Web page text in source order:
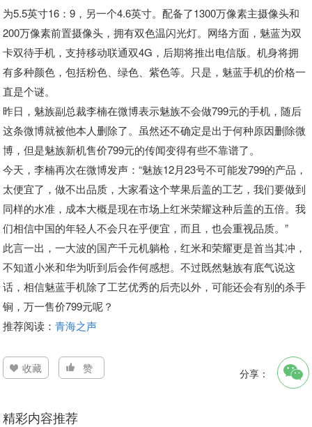
为5.5英寸16：9，另一个4.6英寸。配备了1300万像素主摄像头和
200万像素前置摄像头，拥有双色温闪光灯。网络方面，魅蓝为双
卡双待手机，支持移动联通双4G，后期将推出电信版。机身将拥
有多种颜色，包括粉色、绿色、紫色等。只是，魅蓝手机的价格一
直是个谜。
昨日，魅族副总裁李楠在微博表示魅族不会做799元的手机，随后
这条微博就被他本人删除了。虽然还不确定是出于何种原因删除微
博，但是魅族新机售价799元的传闻变得有些不靠谱了。
今天，李楠再次在微博发声：“魅族12月23号不可能发799的产品，
太便宜了，做不出品质，大家看这个苹果后盖的工艺，我们要做到
同样的水准，成本大概是现在市场上红米荣耀这种后盖的五倍。我
们相信中国的年轻人不会只在乎便宜，而且，也会重视品质。”
此言一出，一大波的国产千元机躺枪，红米和荣耀更是首当其冲，
不知道小米和华为听到后会作何感想。不过既然魅族有底气说这
话，相信魅蓝手机除了工艺优秀的后壳以外，可能还会有别的杀手
锏，万一售价799元呢？
推荐阅读：青海之声
收藏 赞 分享：
精彩内容推荐